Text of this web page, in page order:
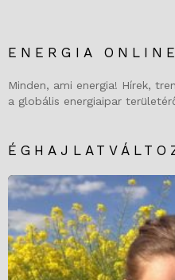
ENERGIA ONLINE
Minden, ami energia! Hírek,
a globális energiaipar